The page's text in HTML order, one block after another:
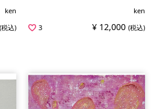
ken
(税込)
ken
3
¥ 12,000 (税込)